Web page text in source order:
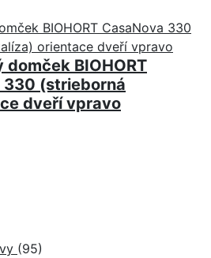
(95)
BIOHORT
330 (strieborná
dveří vpravo